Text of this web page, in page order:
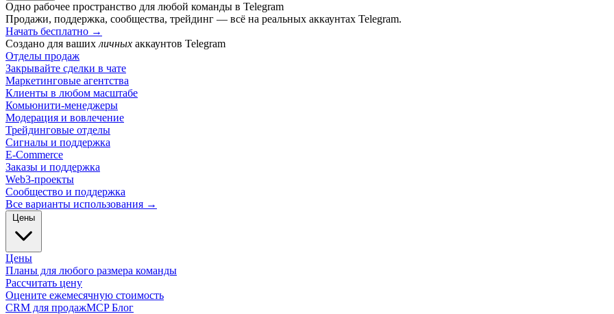
Одно рабочее пространство для любой команды в Telegram
Продажи, поддержка, сообщества, трейдинг — всё на реальных аккаунтах Telegram.
Начать бесплатно →
Создано для ваших личных аккаунтов Telegram
Отделы продаж
Закрывайте сделки в чате
Маркетинговые агентства
Клиенты в любом масштабе
Комьюнити-менеджеры
Модерация и вовлечение
Трейдинговые отделы
Сигналы и поддержка
E-Commerce
Заказы и поддержка
Web3-проекты
Сообщество и поддержка
Все варианты использования →
Цены
Цены
Планы для любого размера команды
Рассчитать цену
Оцените ежемесячную стоимость
CRM для продажMCPБлог